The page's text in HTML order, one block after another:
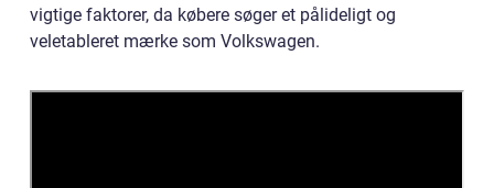
vigtige faktorer, da købere søger et pålideligt og
veletableret mærke som Volkswagen.